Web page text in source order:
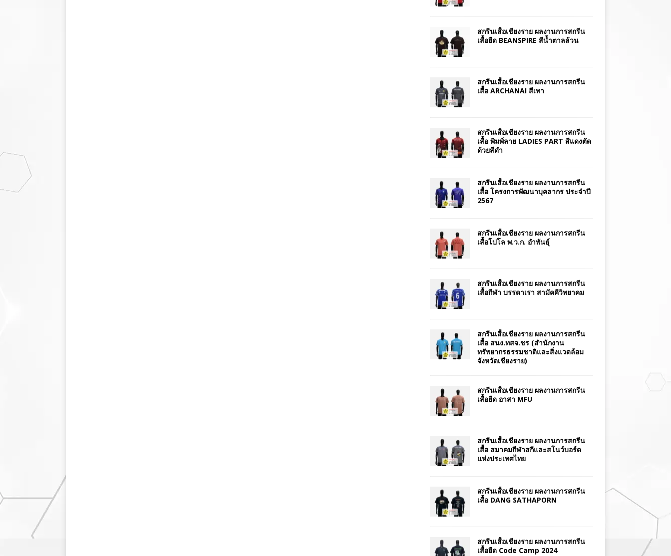
สกรีนเสื้อเชียงราย ผลงานการสกรีน
เสื้อยืด BEANSPIRE สีน้ำตาลล้วน
สกรีนเสื้อเชียงราย ผลงานการสกรีน
เสื้อ ARCHANAI สีเทา
สกรีนเสื้อเชียงราย ผลงานการสกรีน
เสื้อ พิมพ์ลาย LADIES PART สีแดงตัด
ด้วยสีดำ
สกรีนเสื้อเชียงราย ผลงานการสกรีน
เสื้อ โครงการพัฒนาบุคลากร ประจำปี
2567
สกรีนเสื้อเชียงราย ผลงานการสกรีน
เสื้อโปโล พ.ว.ก. อำพันธุ์
สกรีนเสื้อเชียงราย ผลงานการสกรีน
เสื้อกีฬา บรรดาเรา สามัคคีวิทยาคม
สกรีนเสื้อเชียงราย ผลงานการสกรีน
เสื้อ สนง.ทสจ.ชร (สำนักงาน
ทรัพยากรธรรมชาติและสิ่งแวดล้อม
จังหวัดเชียงราย)
สกรีนเสื้อเชียงราย ผลงานการสกรีน
เสื้อยืด อาสา MFU
สกรีนเสื้อเชียงราย ผลงานการสกรีน
เสื้อ สมาคมกีฬาสกีและสโนว์บอร์ด
แห่งประเทศไทย
สกรีนเสื้อเชียงราย ผลงานการสกรีน
เสื้อ DANG SATHAPORN
สกรีนเสื้อเชียงราย ผลงานการสกรีน
เสื้อยืด Code Camp 2024